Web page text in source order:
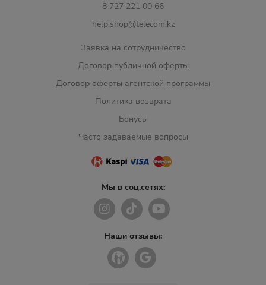
8 727 221 00 66
help.shop@telecom.kz
Заявка на сотрудничество
Договор публичной оферты
Договор оферты агентской программы
Политика возврата
Бонусы
Часто задаваемые вопросы
Мы в соц.сетях:
Наши отзывы: